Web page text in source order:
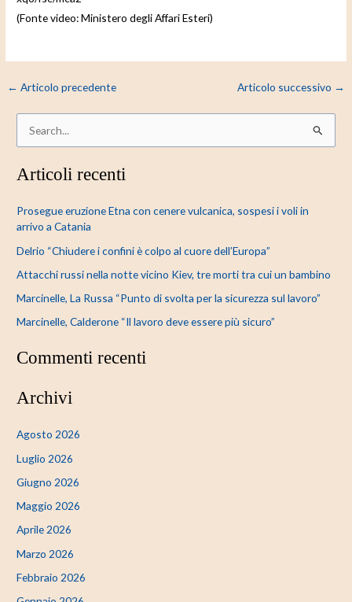
(Fonte video: Ministero degli Affari Esteri)
← Articolo precedente Articolo successivo →
r
a
Articoli recenti
Prosegue eruzione Etna con cenere vulcanica, sospesi i voli in
arrivo a Catania
Delrio “Chiudere i confini è colpo al cuore dell’Europa”
Attacchi russi nella notte vicino Kiev, tre morti tra cui un bambino
Marcinelle, La Russa “Punto di svolta per la sicurezza sul lavoro”
Marcinelle, Calderone “Il lavoro deve essere più sicuro”
Commenti recenti
Archivi
Agosto 2026
Luglio 2026
Giugno 2026
Maggio 2026
Aprile 2026
Marzo 2026
Febbraio 2026